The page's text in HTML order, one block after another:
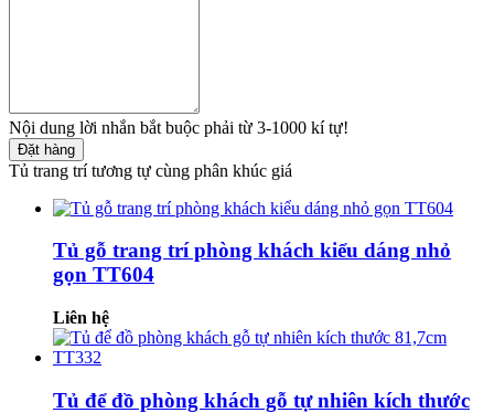
Nội dung lời nhắn bắt buộc phải từ 3-1000 kí tự!
Đặt hàng
Tủ trang trí tương tự cùng phân khúc giá
Tủ gỗ trang trí phòng khách kiểu dáng nhỏ
gọn TT604
Liên hệ
Tủ để đồ phòng khách gỗ tự nhiên kích thước